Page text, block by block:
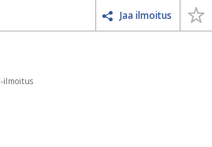
Jaa ilmoitus
ilmoitus